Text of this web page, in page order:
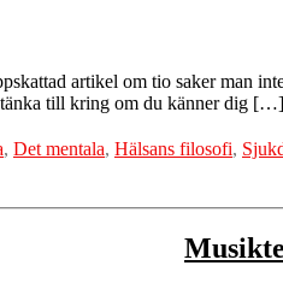
artikel om tio saker man
tänka till kring om du känner dig […]
, Det mentala, Hälsans filosofi,